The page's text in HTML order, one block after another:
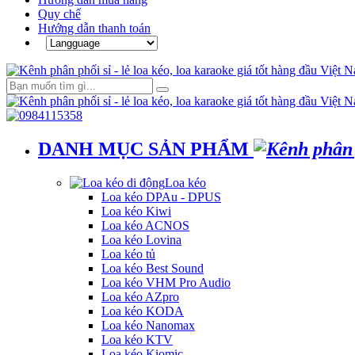
Quy chế
Hướng dẫn thanh toán
DANH MỤC SẢN PHẨM
Loa kéo
Loa kéo DPAu - DPUS
Loa kéo Kiwi
Loa kéo ACNOS
Loa kéo Lovina
Loa kéo tủ
Loa kéo Best Sound
Loa kéo VHM Pro Audio
Loa kéo AZpro
Loa kéo KODA
Loa kéo Nanomax
Loa kéo KTV